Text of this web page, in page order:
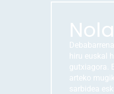
hiru euskal
gutxiagora.
arteko
sarbidea